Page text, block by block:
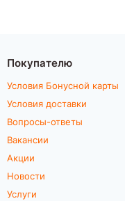
Покупателю
Условия Бонусной карты
Условия доставки
Вопросы-ответы
Вакансии
Акции
Новости
Услуги